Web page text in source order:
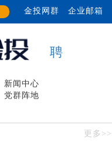
企业邮箱
金投网群
聘
新闻中心
党群阵地
更多>>